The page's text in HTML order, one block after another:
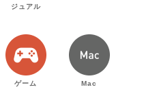
ジュアル
ゲーム Mac